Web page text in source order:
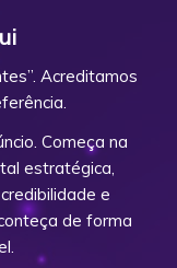
Acreditamos
Começa na
estratégica,
e
de forma